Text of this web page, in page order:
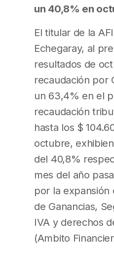
un 40,8% en
El titular de la
Echegaray, al
resultados de
recaudación por
un 63,4% en el
recaudación
hasta los $
octubre,
del 40,8%
mes del año
por la expansión
de Ganancias,
IVA y derechos
(Ambito